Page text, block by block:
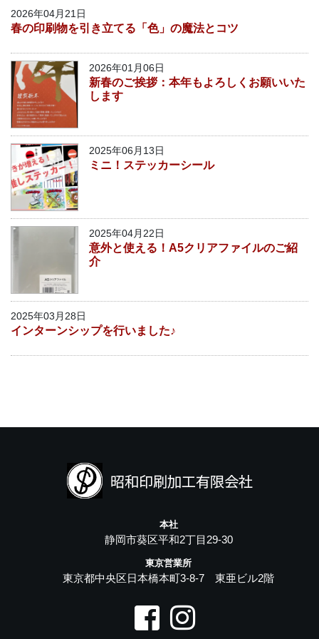
2026年04月21日
春の印刷物を引き立てる「色」の魔法とコツ
2026年01月06日
新春のご挨拶：本年もよろしくお願いいた
します
2025年06月13日
ミニ！ステッカーシール
2025年04月22日
意外と使える！A5クリアファイルのご紹
介
2025年03月28日
インターンシップを行いました♪
本社
静岡市葵区平和2丁目29-30
東京営業所
東京都中央区日本橋本町3-8-7 東亜ビル2階